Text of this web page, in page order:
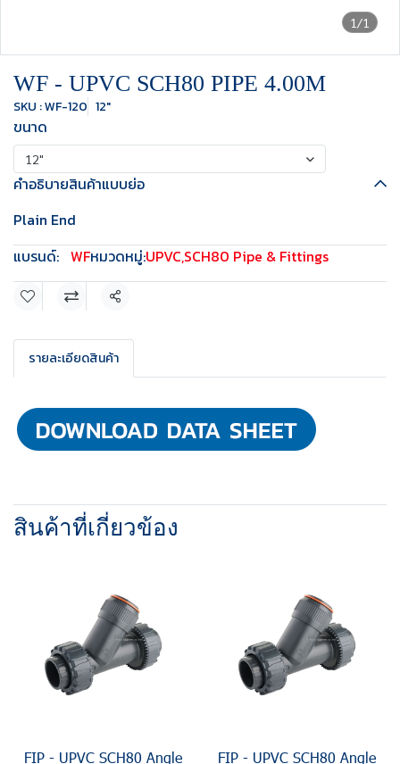
1/1
WF - UPVC SCH80 PIPE 4.00M
SKU : WF-120 12"
ขนาด
12"
คำอธิบายสินค้าแบบย่อ
Plain End
แบรนด์: WFหมวดหมู่:UPVC,SCH80 Pipe & Fittings
แชร์
รายละเอียดสินค้า
สินค้าที่เกี่ยวข้อง
FIP - UPVC SCH80 Angle
FIP - UPVC SCH80 Angle